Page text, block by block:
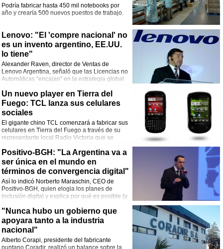
Podría fabricar hasta 450 mil notebooks por
año y crearía 500 nuevos puestos de trabajo.
Lenovo: "El 'compre nacional' no
es un invento argentino, EE.UU.
lo tiene"
Alexander Raven, director de Ventas de
Lenovo Argentina, señaló que las Licencias no
Automáticas “encajan” en la estrategia global
producir motherboards y tablets en el corto plazo.
Un nuevo player en Tierra del
Fuego: TCL lanza sus celulares
sociales
El gigante chino TCL comenzará a fabricar sus
celulares en Tierra del Fuego a través de su
representante local Radio Victoria que se
cadenas de electrodomésticos sin pasar por ningún operador móvil.
La marca ya había expresado sus deseos de fabricar en la Isla y ahora presentó
dos de sus modelos “sociales”, que son estos teléfonos híbridos entre los
básicos y los smartphones que ofrecen facilidades para la conexión con redes
sociales y mensajería instantánea.
El primero de los equipos es el TCL 8107 Geek, que se caracteriza por tener una
pantalla táctil de 2,8 pulgadas y teclado QWERTY. Posee Wi-Fi, slot microSD
hasta 8GB, soporte para MP3 y Mp4, navegador Opera Mini y cámara de 2 MP.
También dispone de aplicaciones de correo electrónico, Facebook, Twitter y
mensajería instantánea. Su precio es de 999 pesos.
Por su parte, el TCL 7110 Skin provee la misma configuración, pero en un
formato candy bar y sólo con pantalla táctil, sin teclado físico. Cuesta 749
pesos. Para la alta gama de TCL habrá que esperar hasta fin de año, cuando la
Positivo-BGH: "La Argentina va a
ser única en el mundo en
términos de convergencia digital"
Así lo indicó Norberto Maraschin, CEO de
Positivo-BGH, quien elogia los planes de
inclusión digital y explica por qué es posible (y
"Nunca hubo un gobierno que
apoyara tanto a la industria
nacional"
Alberto Corapi, presidente del fabricante
puntano Coradir, realizó un balance sobre la